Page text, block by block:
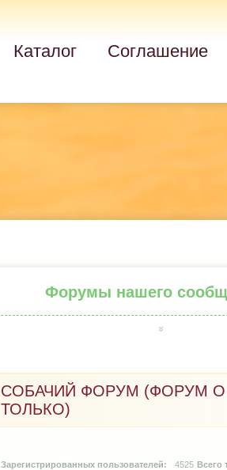
Каталог Соглашение
Форумы нашего
СОБАЧИЙ ФОРУМ (ФОРУМ
ТОЛЬКО)
4525